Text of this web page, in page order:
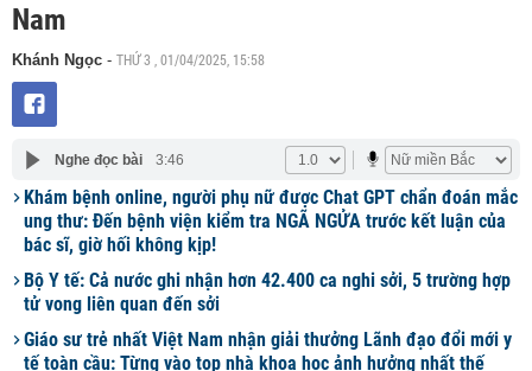
Nam
Khánh Ngọc - THỨ 3 , 01/04/2025, 15:58
Nghe đọc bài 3:46
Khám bệnh online, người phụ nữ được Chat GPT chẩn đoán mắc
ung thư: Đến bệnh viện kiểm tra NGÃ NGỬA trước kết luận của
bác sĩ, giờ hối không kịp!
Bộ Y tế: Cả nước ghi nhận hơn 42.400 ca nghi sởi, 5 trường hợp
tử vong liên quan đến sởi
Giáo sư trẻ nhất Việt Nam nhận giải thưởng Lãnh đạo đổi mới y
tế toàn cầu: Từng vào top nhà khoa học ảnh hưởng nhất thế